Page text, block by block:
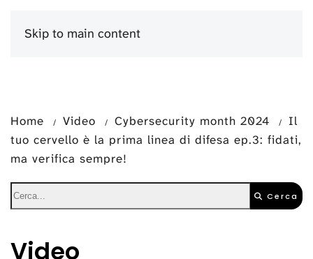
Skip to main content
Home Video Cybersecurity month 2024
Il
tuo cervello è la prima linea di difesa ep.3: fidati,
ma verifica sempre!
Cerca
Video